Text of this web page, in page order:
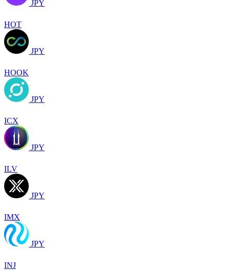
JPY
HOT
JPY
HOOK
JPY
ICX
JPY
ILV
JPY
IMX
JPY
INJ